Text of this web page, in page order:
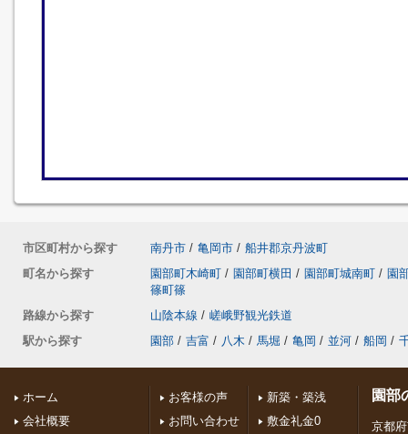
市区町村から探す 南丹市 / 亀岡市 / 船井郡京丹波町
町名から探す
園部町木崎町 / 園部町横田 / 園部町城南町 / 園
篠町篠
路線から探す
山陰本線 / 嵯峨野観光鉄道
駅から探す
園部 / 吉富 / 八木 / 馬堀 / 亀岡 / 並河 / 船岡 /
ホーム
会社概要
お客様の声
お問い合わせ
新築・築浅
敷金礼金0
園部
京都